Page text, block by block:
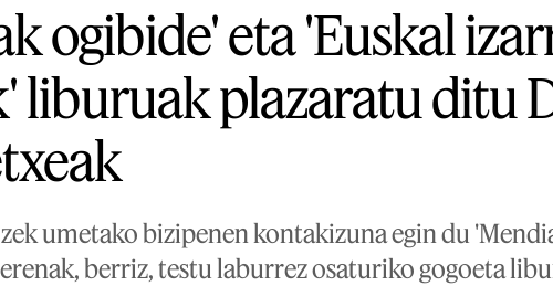
ogibide' eta 'Euskal
liburuak plazaratu ditu
umetako bizipenen kontakizuna egin du
berriz, testu laburrez osaturiko gogoeta